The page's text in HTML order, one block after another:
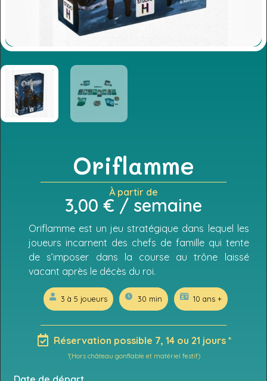
Oriflamme
À partir de
3,00 € / semaine
Oriflamme est un jeu stratégique dans lequel les
joueurs incarnent des chefs de famille qui tente
de s’imposer dans la course au trône laissé
vacant après le décès du roi.
3 à 5 joueurs 30 min 10 ans +
Réservation possible 7, 14 ou 21 jours *
*(Hors château gonflable et matériel festif)